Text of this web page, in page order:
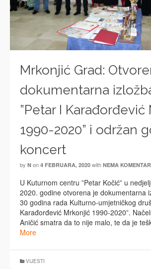
Mrkonjić Grad:
dokumentarna
”Petar I Karađorđević
1990-2020” i održan
koncert
by N on 4 FEBRUARA, 2020 with NEMA
U Kuturnom centru ”Petar Kočić” u
2020. godine otvorena je dokumentarna
30 godina rada Kulturno-umjetničkog
Karađorđević Mrkonjić 1990-2020”.
Aničić smatra da to nije malo, te da je
More
VIJESTI